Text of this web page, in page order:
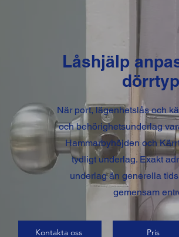
Låshjälp
När port, lägenhetslås och
och behörighetsunderlag
Hammarbyhöjden och
tydligt underlag. Exakt
underlag än generella
gemensam
Kontakta oss Pris